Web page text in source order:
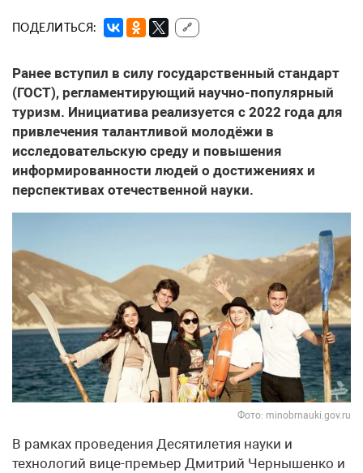
ПОДЕЛИТЬСЯ: 🔗
Ранее вступил в силу государственный стандарт
(ГОСТ), регламентирующий научно-популярный
туризм. Инициатива реализуется с 2022 года для
привлечения талантливой молодёжи в
исследовательскую среду и повышения
информированности людей о достижениях и
перспективах отечественной науки.
Фото: minobrnauki.gov.ru
В рамках проведения Десятилетия науки и
технологий вице-премьер Дмитрий Чернышенко и